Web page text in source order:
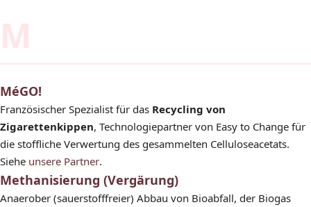
M
MéGO!
Französischer Spezialist für das Recycling von
Zigarettenkippen, Technologiepartner von Easy to Change für
die stoffliche Verwertung des gesammelten Celluloseacetats.
Siehe unsere Partner.
Methanisierung (Vergärung)
Anaerober (sauerstofffreier) Abbau von Bioabfall, der Biogas